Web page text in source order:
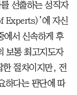
선출하는 성직자
Experts)’에 자신
에서 신속하게 후
보통 최고지도자
한 절차이지만, 전
하다는 판단에 따